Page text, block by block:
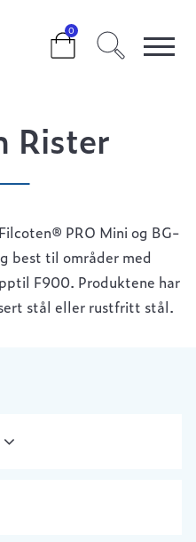
0
Rister
PRO Mini og BG-
best til områder med
F900. Produktene har
stål eller rustfritt stål.